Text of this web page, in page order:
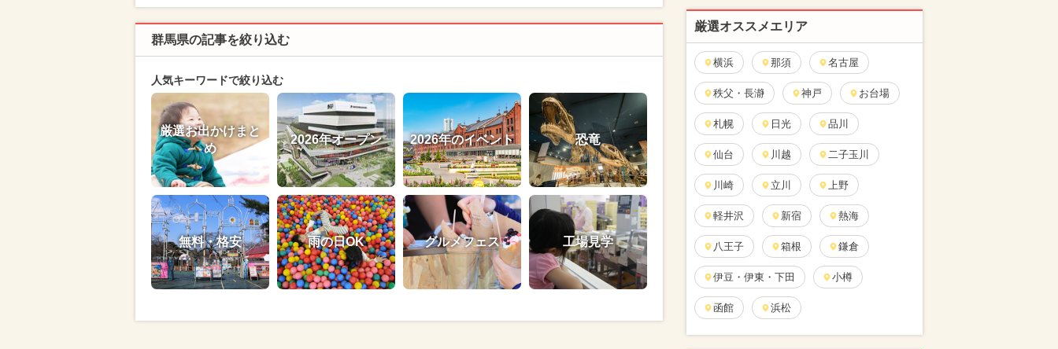
群馬県の記事を絞り込む
人気キーワードで絞り込む
厳選お出かけまと
め
2026年オープン 2026年のイベント 恐竜
無料・格安 雨の日OK グルメフェス 工場見学
厳選オススメエリア
横浜 那須 名古屋
秩父・長瀞 神戸 お台場
札幌 日光 品川
仙台 川越 二子玉川
川崎 立川 上野
軽井沢 新宿 熱海
八王子 箱根 鎌倉
伊豆・伊東・下田 小樽
函館 浜松